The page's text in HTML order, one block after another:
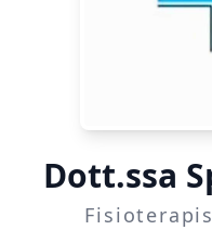
Dott.ssa